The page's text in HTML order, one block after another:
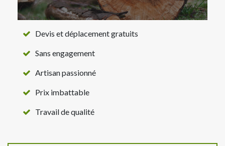
Devis et déplacement gratuits
Sans engagement
Artisan passionné
Prix imbattable
Travail de qualité